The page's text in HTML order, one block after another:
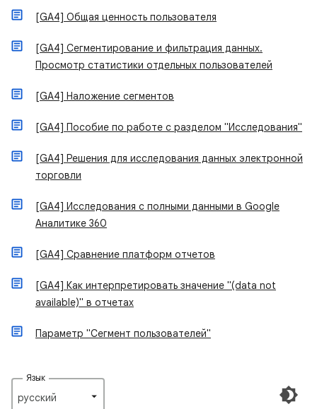
[GA4] Общая ценность пользователя
[GA4] Сегментирование и фильтрация данных.
Просмотр статистики отдельных пользователей
[GA4] Наложение сегментов
[GA4] Пособие по работе с разделом "Исследования"
[GA4] Решения для исследования данных электронной
торговли
[GA4] Исследования с полными данными в Google
Аналитике 360
[GA4] Сравнение платформ отчетов
[GA4] Как интерпретировать значение "(data not
available)" в отчетах
Параметр "Сегмент пользователей"
Язык
русский‎